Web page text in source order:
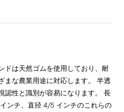
ドは天然ゴムを使用しており、耐
まな農業用途に対応します。 半透
認性と識別が容易になります。 長
ンチ、直径 4/5 インチのこれらの